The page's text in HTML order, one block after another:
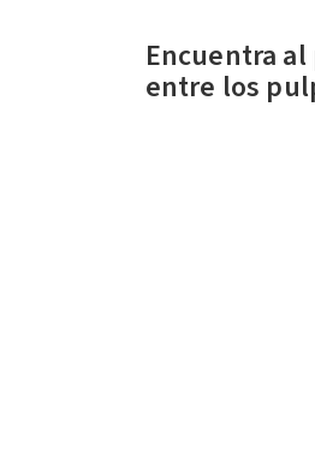
Encuentra
entre los